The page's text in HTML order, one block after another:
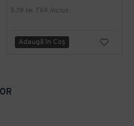
5,19 lei TVA inclus
Adaugă în Coş